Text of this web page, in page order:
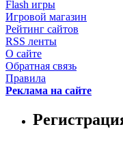
Flash игры
Игровой магазин
Рейтинг сайтов
RSS ленты
О сайте
Обратная связь
Правила
Реклама на сайте